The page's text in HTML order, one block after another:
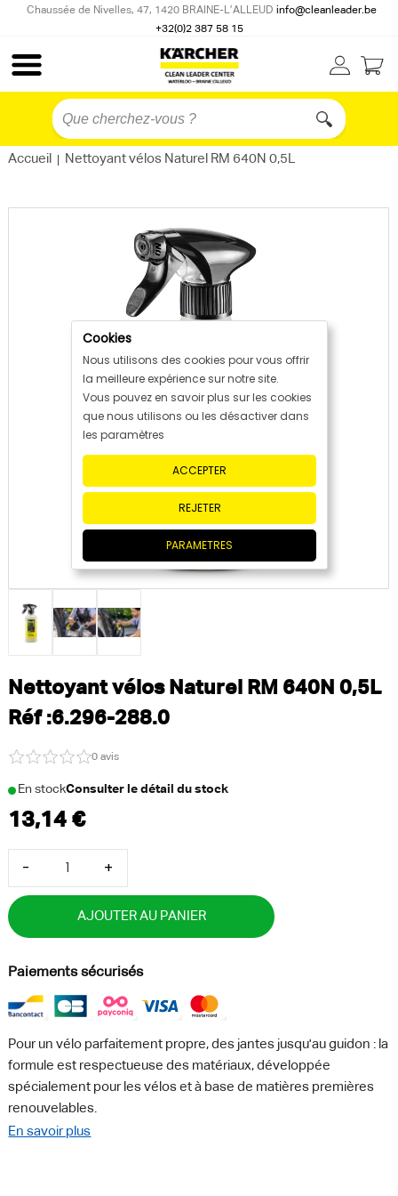
Chaussée de Nivelles, 47, 1420 BRAINE-L’ALLEUD info@cleanleader.be
+32(0)2 387 58 15
Accueil | Nettoyant vélos Naturel RM 640N 0,5L
Nettoyant vélos Naturel RM 640N 0,5L
Réf :6.296-288.0
0 avis
En stockConsulter le détail du stock
- +
AJOUTER AU PANIER
Paiements sécurisés
Pour un vélo parfaitement propre, des jantes jusqu'au guidon : la
formule est respectueuse des matériaux, développée
spécialement pour les vélos et à base de matières premières
renouvelables.
En savoir plus
Cookies
Nous utilisons des cookies pour vous offrir
la meilleure expérience sur notre site.
Vous pouvez en savoir plus sur les cookies
que nous utilisons ou les désactiver dans
les paramètres
ACCEPTER
REJETER
PARAMETRES